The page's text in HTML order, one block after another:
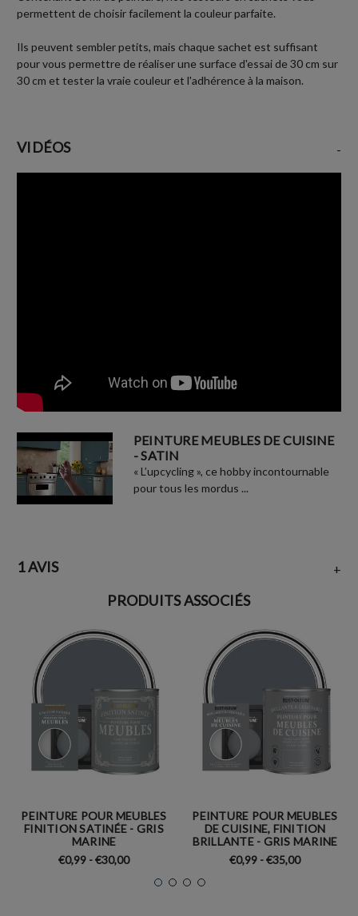
permettent de choisir facilement la couleur parfaite.
Ils peuvent sembler petits, mais chaque sachet est suffisant
pour vous permettre de réaliser une surface d'essai de 30 cm sur
30 cm et tester la vraie couleur et l'adhérence à la maison.
VIDÉOS -
PEINTURE MEUBLES DE CUISINE
- SATIN
« L’upcycling », ce hobby incontournable
pour tous les mordus ...
1 AVIS +
PRODUITS ASSOCIÉS
PEINTURE POUR MEUBLES
FINITION SATINÉE - GRIS
MARINE
€0,99 - €30,00
PEINTURE POUR MEUBLES
DE CUISINE, FINITION
BRILLANTE - GRIS MARINE
€0,99 - €35,00